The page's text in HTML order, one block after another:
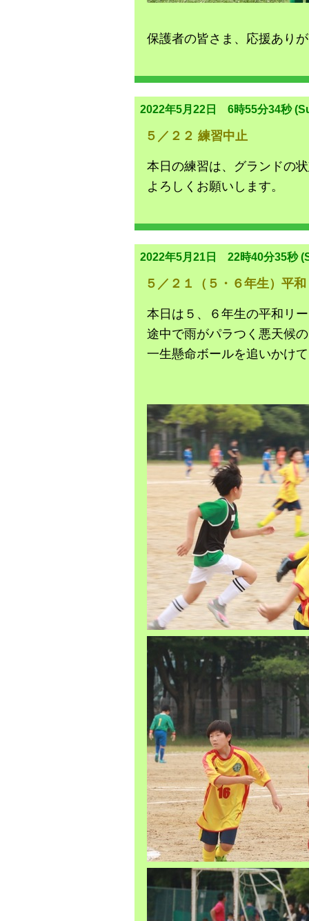
保護者の皆さま、応援あり
2022年5月22日 6時55分34秒
５／２２ 練習中止
本日の練習は、グランドの
よろしくお願いします。
2022年5月21日 22時40分35秒
５／２１（５・６年生）平
本日は５、６年生の平和リ
途中で雨がパラつく悪天候
一生懸命ボールを追いかけ